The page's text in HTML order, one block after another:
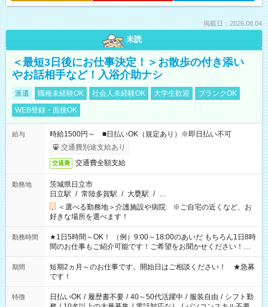
掲載日：2026.08.04
未読
＜最短3日後にお仕事決定！＞お散歩の付き添い
やお話相手など！入浴介助ナシ
派遣 職種未経験OK 社会人未経験OK 大学生歓迎
ブランクOK
WEB登録・面接OK
給与
時給1500円～ ■日払いOK（規定あり）※即日払い不可
交通費別途支給あり
交通費 交通費全額支給
勤務地
茨城県日立市
日立駅 / 常陸多賀駅 / 大甕駅 / …
＜選べる勤務地＞介護施設や病院 ※ご自宅の近くなど、お
好きな場所を選べます！
勤務時間
★1日5時間～OK！ （例）9:00～18:00のあいだ もちろん1日8時
間のお仕事もご紹介可能です！ご希望をお聞かせください！★
家庭の都合でお休みが必要な場合も遠慮なくご相談ください。
※週最低15時間以上の勤務が必要です
期間
短期2ヵ月～のお仕事です。開始日はご相談ください！ ★急募
です！
特徴 日払いOK / 履歴書不要 / 40～50代活躍中 / 服装自由 / シフト勤